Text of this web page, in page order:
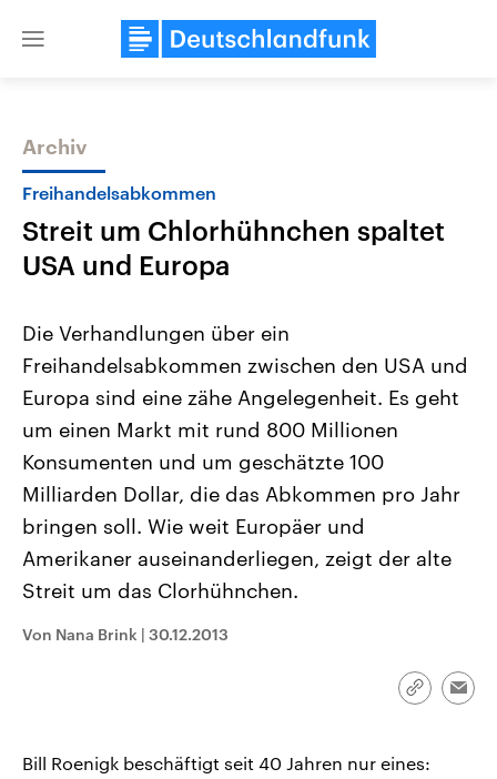
Close
Themen
Landtagswahl Sachsen-Anhalt
2026
Alle Informationen
Sachsen-Anhalt wählt am 6.
September 2026 einen neuen
Landtag. Seit 2021 wird das
Bundesland von einer Koalition aus
Umfragen, Prognosen,
Wahlprogramme, aktuelle Berichte
und Hintergründe zu den Parteien
und Kandidaten der anstehenden
Wahl.
Aktuelle Beiträge,
Hintergründe
Wirtschaftlich und
gehören die Vereinigten
den mächtigsten Ländern
mit großem Einfluss auf
aktuelle Weltgeschehen.
Sendungen Programm Podcasts
Archiv
Freihandelsabkommen
Streit um Chlorhühnchen spaltet
USA und Europa
Die Verhandlungen über ein
Freihandelsabkommen zwischen den USA und
Europa sind eine zähe Angelegenheit. Es geht
um einen Markt mit rund 800 Millionen
Konsumenten und um geschätzte 100
Milliarden Dollar, die das Abkommen pro Jahr
bringen soll. Wie weit Europäer und
Amerikaner auseinanderliegen, zeigt der alte
Streit um das Clorhühnchen.
Von Nana Brink | 30.12.2013
Link
Bill Roenigk beschäftigt seit 40 Jahren nur eines: